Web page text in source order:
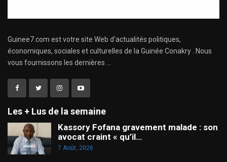
Guinee7.com est votre site Web d'actualités politiques,
économiques, sociales et culturelles de la Guinée Conakry . Nous
vous fournissons les dernières ...
Les + Lus de la semaine
Kassory Fofana gravement malade : son
avocat craint « qu’il…
7 Août, 2026